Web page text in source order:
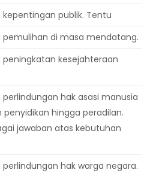
publik. Tentu
di masa mendatang.
kesejahteraan
hak asasi manusia
hingga peradilan.
jawaban atas kebutuhan
hak warga negara.